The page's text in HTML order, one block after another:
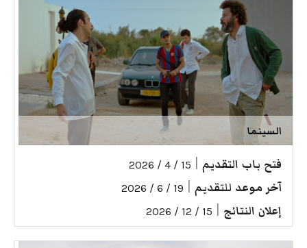
السينما
فتح باب التقديم 15 / 4 / 2026
آخر موعد للتقديم 19 / 6 / 2026
إعلان النتائج 15 / 12 / 2026